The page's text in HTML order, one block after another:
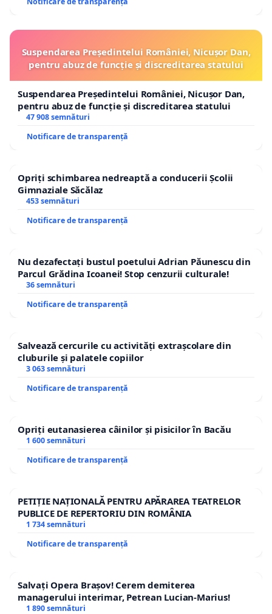
Suspendarea Președintelui României, Nicușor Dan,
pentru abuz de funcție și discreditarea statului
Suspendarea Președintelui României, Nicușor Dan,
pentru abuz de funcție și discreditarea statului
47 908 semnături
Notificare de transparență
Opriți schimbarea nedreaptă a conducerii Școlii
Gimnaziale Săcălaz
453 semnături
Notificare de transparență
Nu dezafectați bustul poetului Adrian Păunescu din
Parcul Grădina Icoanei! Stop cenzurii culturale!
36 semnături
Notificare de transparență
Salvează cercurile cu activități extrașcolare din
cluburile și palatele copiilor
3 063 semnături
Notificare de transparență
Opriți eutanasierea câinilor și pisicilor în Bacău
1 600 semnături
Notificare de transparență
PETIȚIE NAȚIONALĂ PENTRU APĂRAREA TEATRELOR
PUBLICE DE REPERTORIU DIN ROMÂNIA
1 734 semnături
Notificare de transparență
Salvați Opera Brașov! Cerem demiterea
managerului interimar, Petrean Lucian-Marius!
1 890 semnături